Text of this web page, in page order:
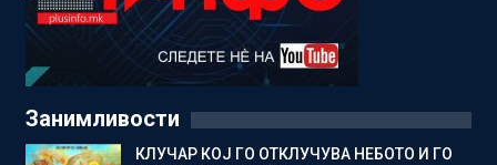
Занимливости
КЛУЧАР КОЈ ГО ОТКЛУЧУВА НЕБОТО И ГО